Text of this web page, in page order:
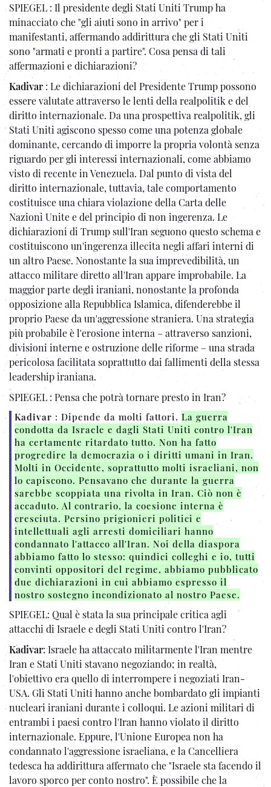
SPIEGEL : Il presidente degli Stati Uniti Trump ha
minacciato che "gli aiuti sono in arrivo" per i
manifestanti, affermando addirittura che gli Stati Uniti
sono "armati e pronti a partire". Cosa pensa di tali
affermazioni e dichiarazioni?
Kadivar: Le dichiarazioni del Presidente Trump possono
essere valutate attraverso le lenti della realpolitik e del
diritto internazionale. Da una prospettiva realpolitik, gli
Stati Uniti agiscono spesso come una potenza globale
dominante, cercando di imporre la propria volontà senza
riguardo per gli interessi internazionali, come abbiamo
visto di recente in Venezuela. Dal punto di vista del
diritto internazionale, tuttavia, tale comportamento
costituisce una chiara violazione della Carta delle
Nazioni Unite e del principio di non ingerenza. Le
dichiarazioni di Trump sull'Iran seguono questo schema e
costituiscono un'ingerenza illecita negli affari interni di
un altro Paese. Nonostante la sua imprevedibilità, un
attacco militare diretto all'Iran appare improbabile. La
maggior parte degli iraniani, nonostante la profonda
opposizione alla Repubblica Islamica, difenderebbe il
proprio Paese da un'aggressione straniera. Una strategia
più probabile è l'erosione interna – attraverso sanzioni,
divisioni interne e ostruzione delle riforme – una strada
pericolosa facilitata soprattutto dai fallimenti della stessa
leadership iraniana.
SPIEGEL : Pensa che potrà tornare presto in Iran?
Kadivar: Dipende da molti fattori. La guerra
condotta da Israele e dagli Stati Uniti contro l'Iran
ha certamente ritardato tutto. Non ha fatto
progredire la democrazia o i diritti umani in Iran.
Molti in Occidente, soprattutto molti israeliani, non
lo capiscono. Pensavano che durante la guerra
sarebbe scoppiata una rivolta in Iran. Ciò non è
accaduto. Al contrario, la coesione interna è
cresciuta. Persino prigionieri politici e
intellettuali agli arresti domiciliari hanno
condannato l'attacco all'Iran. Noi della diaspora
abbiamo fatto lo stesso: quindici colleghi e io, tutti
convinti oppositori del regime, abbiamo pubblicato
due dichiarazioni in cui abbiamo espresso il
nostro sostegno incondizionato al nostro Paese.
SPIEGEL: Qual è stata la sua principale critica agli
attacchi di Israele e degli Stati Uniti contro l'Iran?
Kadivar: Israele ha attaccato militarmente l'Iran mentre
Iran e Stati Uniti stavano negoziando; in realtà,
l'obiettivo era quello di interrompere i negoziati Iran-
USA. Gli Stati Uniti hanno anche bombardato gli impianti
nucleari iraniani durante i colloqui. Le azioni militari di
entrambi i paesi contro l'Iran hanno violato il diritto
internazionale. Eppure, l'Unione Europea non ha
condannato l'aggressione israeliana, e la Cancelliera
tedesca ha addirittura affermato che "Israele sta facendo il
lavoro sporco per conto nostro". È possibile che la